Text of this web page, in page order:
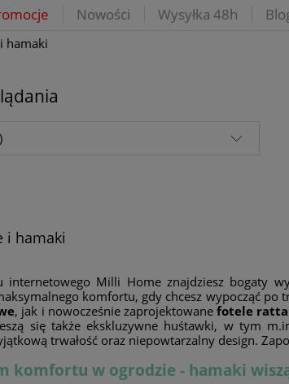
Nowości Wysyłka 48h
hamaki
i hamaki
internetowego Milli Home znajdziesz bogaty
komfortu, gdy chcesz wypocząć po
, jak i nowocześnie zaprojektowanefotele
się także ekskluzywne huśtawki, w tym
trwałość oraz niepowtarzalny design.
komfortu w ogrodzie - hamaki